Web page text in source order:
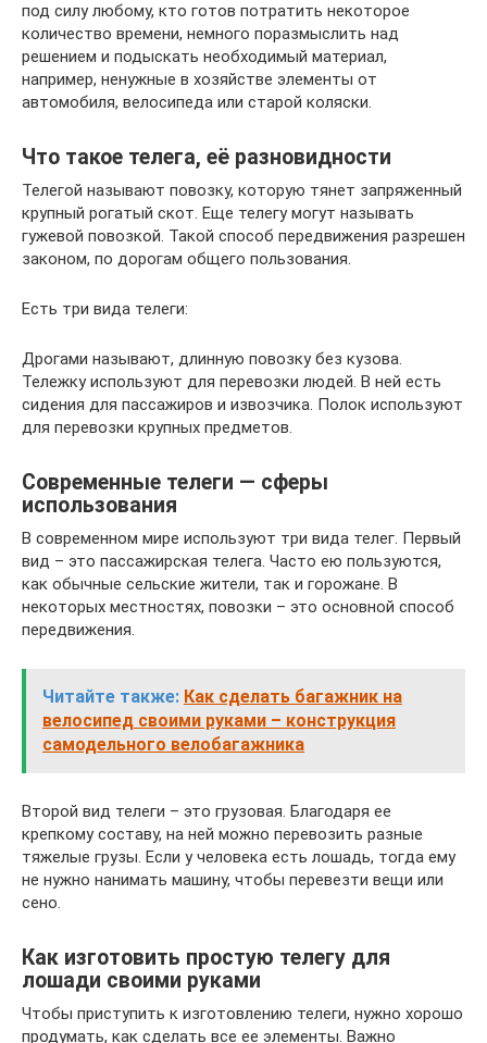
под силу любому, кто готов потратить некоторое
количество времени, немного поразмыслить над
решением и подыскать необходимый материал,
например, ненужные в хозяйстве элементы от
автомобиля, велосипеда или старой коляски.
Что такое телега, её разновидности
Телегой называют повозку, которую тянет запряженный
крупный рогатый скот. Еще телегу могут называть
гужевой повозкой. Такой способ передвижения разрешен
законом, по дорогам общего пользования.
Есть три вида телеги:
Дрогами называют, длинную повозку без кузова.
Тележку используют для перевозки людей. В ней есть
сидения для пассажиров и извозчика. Полок используют
для перевозки крупных предметов.
Современные телеги — сферы
использования
В современном мире используют три вида телег. Первый
вид – это пассажирская телега. Часто ею пользуются,
как обычные сельские жители, так и горожане. В
некоторых местностях, повозки – это основной способ
передвижения.
Читайте также: Как сделать багажник на
велосипед своими руками – конструкция
самодельного велобагажника
Второй вид телеги – это грузовая. Благодаря ее
крепкому составу, на ней можно перевозить разные
тяжелые грузы. Если у человека есть лошадь, тогда ему
не нужно нанимать машину, чтобы перевезти вещи или
сено.
Как изготовить простую телегу для
лошади своими руками
Чтобы приступить к изготовлению телеги, нужно хорошо
продумать, как сделать все ее элементы. Важно